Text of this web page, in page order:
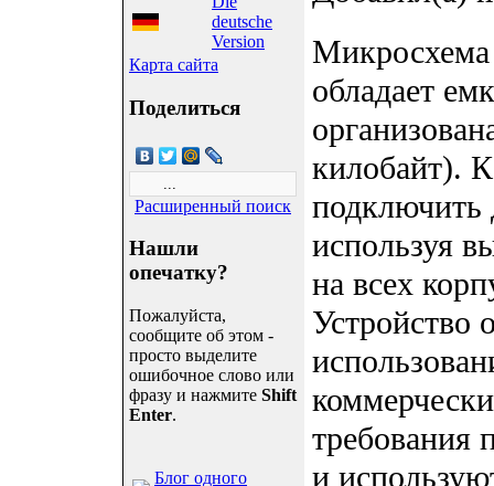
deutsche
Version
Карта сайта
Поделиться
Расширенный поиск
Нашли
опечатку?
Пожалуйста,
сообщите об этом -
просто выделите
ошибочное слово или
фразу и нажмите Shift
Enter.
Блог одного
обладает
килобайт).
подключить
используя
на всех
Устройство
требования
и